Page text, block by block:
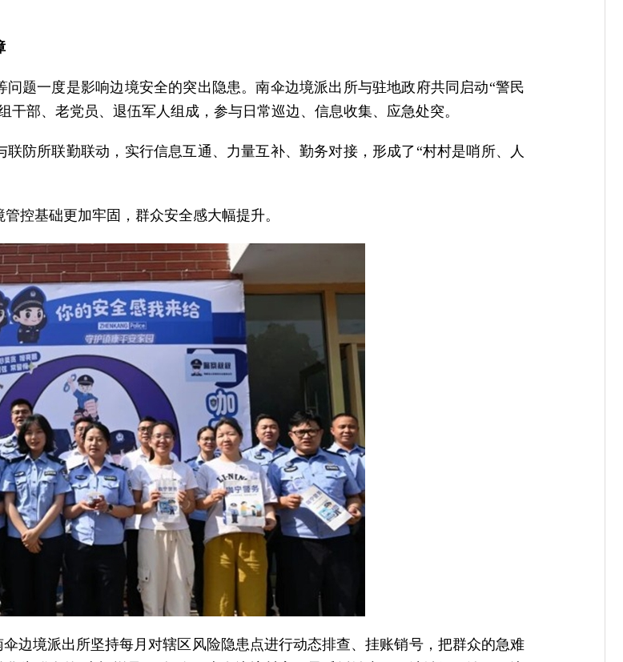
题一度是影响边境安全的突出隐患。南伞边境派出所与驻地政府共同启动“警民
部、老党员、退伍军人组成，参与日常巡边、信息收集、应急处突。
防所联勤联动，实行信息互通、力量互补、勤务对接，形成了“村村是哨所、人
控基础更加牢固，群众安全感大幅提升。
边境派出所坚持每月对辖区风险隐患点进行动态排查、挂账销号，把群众的急难